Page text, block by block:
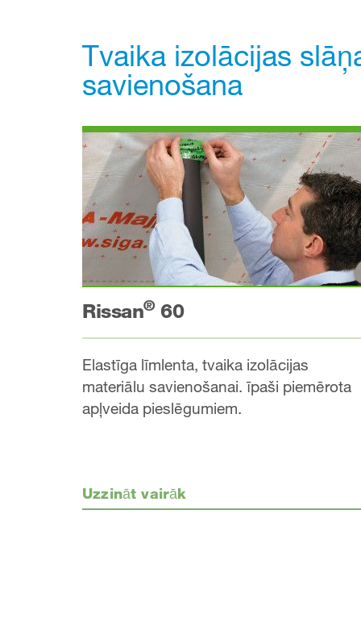
Tvaika izolācijas
savienošana
Rissan®60
Elastīga līmlenta, tvaika izolācijas
materiālu savienošanai. īpaši piemērota
apļveida pieslēgumiem.
Uzzināt vairāk